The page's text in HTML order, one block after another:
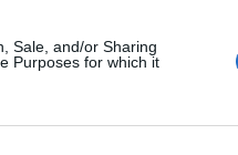
Sale, and/or Sharing
Purposes for which it
potičući korisnu
pospješujući njihov